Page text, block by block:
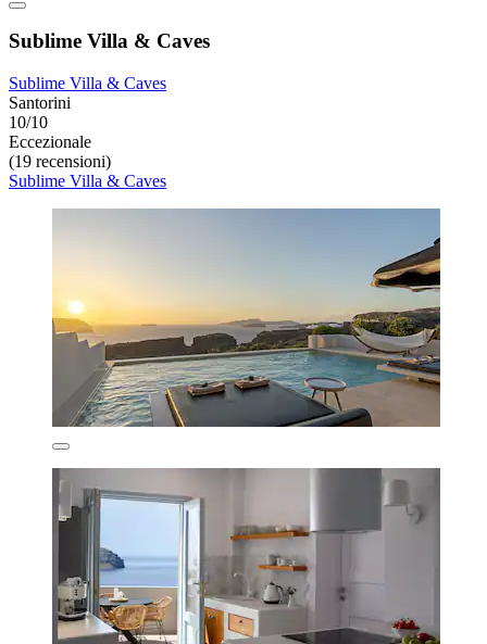
Sublime Villa & Caves
Sublime Villa & Caves
Santorini
10/10
Eccezionale
(19 recensioni)
Sublime Villa & Caves